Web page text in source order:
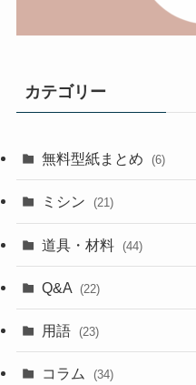
カテゴリー
無料型紙まとめ (6)
ミシン (21)
(11)
道具・材料 (44)
(18)
(4)
Q&A (22)
(5)
用語 (23)
(1)
コラム (34)